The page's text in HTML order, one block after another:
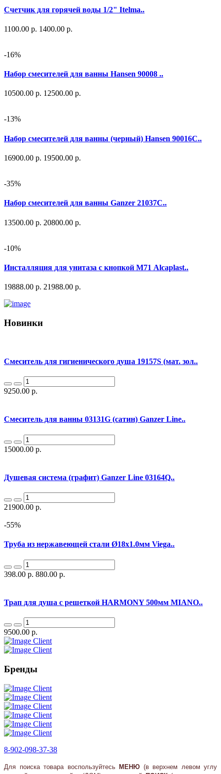
Счетчик для горячей воды 1/2" Itelma..
1100.00 р. 1400.00 р.
-16%
Набор смесителей для ванны Hansen 90008 ..
10500.00 р. 12500.00 р.
-13%
Набор смесителей для ванны (черный) Hansen 90016C..
16900.00 р. 19500.00 р.
-35%
Набор смесителей для ванны Ganzer 21037C..
13500.00 р. 20800.00 р.
-10%
Инсталляция для унитаза с кнопкой М71 Alcaplast..
19888.00 р. 21988.00 р.
Новинки
Смеситель для гигиенического душа 19157S (мат. зол..
9250.00 р.
Смеситель для ванны 03131G (сатин) Ganzer Line..
15000.00 р.
Душевая система (графит) Ganzer Line 03164Q..
21900.00 р.
-55%
Труба из нержавеющей стали Ø18х1.0мм Viega..
398.00 р. 880.00 р.
Трап для душа с решеткoй HARMONY 500мм MIANO..
9500.00 р.
Бренды
8-902-098-37-38
Для поиска товара воспользуйтесь МЕНЮ (в верхнем левом углу